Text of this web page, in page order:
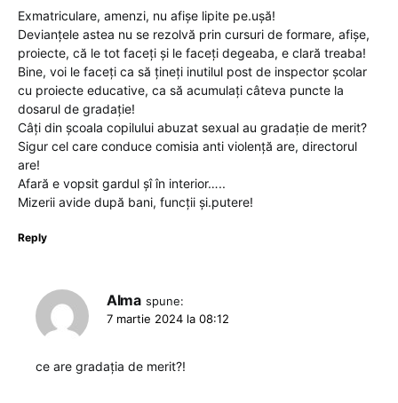
Exmatriculare, amenzi, nu afișe lipite pe.ușă!
Devianțele astea nu se rezolvă prin cursuri de formare, afișe,
proiecte, că le tot faceți și le faceți degeaba, e clară treaba!
Bine, voi le faceți ca să țineți inutilul post de inspector școlar
cu proiecte educative, ca să acumulați câteva puncte la
dosarul de gradație!
Câți din școala copilului abuzat sexual au gradație de merit?
Sigur cel care conduce comisia anti violență are, directorul
are!
Afară e vopsit gardul șî în interior…..
Mizerii avide după bani, funcții și.putere!
Reply
Alma spune:
7 martie 2024 la 08:12
ce are gradația de merit?!